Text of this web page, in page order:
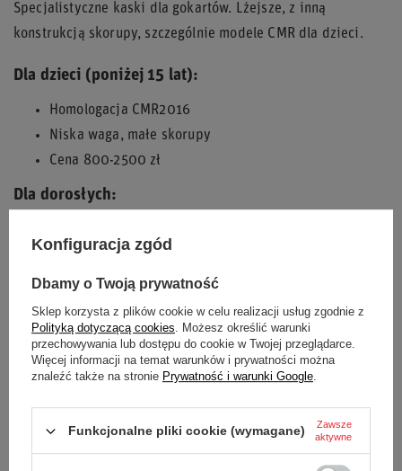
Specjalistyczne kaski dla gokartów. Lżejsze, z inną
konstrukcją skorupy, szczególnie modele CMR dla dzieci.
Dla dzieci (poniżej 15 lat):
Homologacja CMR2016
Niska waga, małe skorupy
Cena 800-2500 zł
Dla dorosłych:
Kaski FIA 8878-2024
Cena 1000-4000+ zł
Zalety:
✅Lekkie konstrukcje
✅Dobre bezpieczeństwo
Wady:
Konfiguracja zgód
Dbamy o Twoją prywatność
Sklep korzysta z plików cookie w celu realizacji usług zgodnie z
Polityką dotyczącą cookies. Możesz określić warunki
przechowywania lub dostępu do cookie w Twojej przeglądarce.
Więcej informacji na temat warunków i prywatności można
znaleźć także na stronie Prywatność i warunki Google.
Funkcjonalne pliki cookie (wymagane)
Zawsze
aktywne